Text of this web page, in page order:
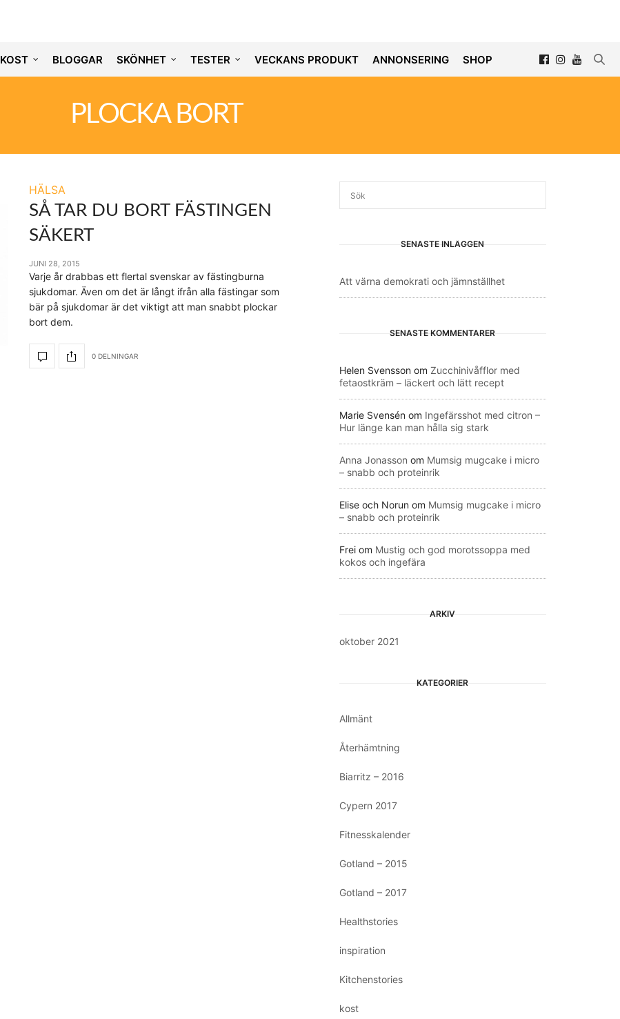
KOST BLOGGAR SKÖNHET TESTER VECKANS PRODUKT ANNONSERING SHOP
PLOCKA BORT
HÄLSA
SÅ TAR DU BORT FÄSTINGEN
SÄKERT
JUNI 28, 2015
Varje år drabbas ett flertal svenskar av fästingburna
sjukdomar. Även om det är långt ifrån alla fästingar som
bär på sjukdomar är det viktigt att man snabbt plockar
bort dem.
0 DELNINGAR
SENASTE INLÄGGEN
Att värna demokrati och jämnställhet
SENASTE KOMMENTARER
Helen Svensson om Zucchinivåfflor med
fetaostkräm – läckert och lätt recept
Marie Svensén om Ingefärsshot med citron –
Hur länge kan man hålla sig stark
Anna Jonasson om Mumsig mugcake i micro
– snabb och proteinrik
Elise och Norun om Mumsig mugcake i micro
– snabb och proteinrik
Frei om Mustig och god morotssoppa med
kokos och ingefära
ARKIV
oktober 2021
KATEGORIER
Allmänt
Återhämtning
Biarritz – 2016
Cypern 2017
Fitnesskalender
Gotland – 2015
Gotland – 2017
Healthstories
inspiration
Kitchenstories
kost